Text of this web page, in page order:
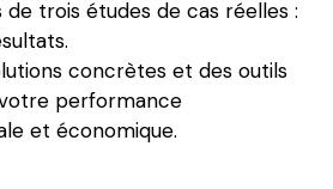
de trois études de cas réelles :
concrètes et des outils
performance
et économique.